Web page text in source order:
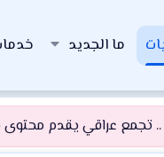
ما الجديد
.. تجمع عراقي يقدم محتوى